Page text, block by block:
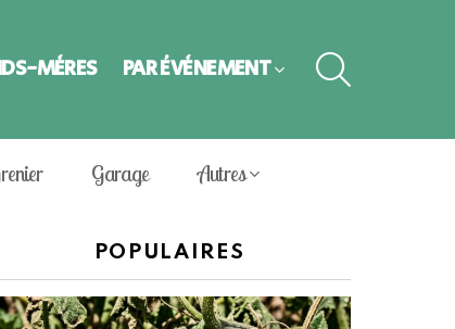
MÈRES PAR ÉVÈNEMENT
Garage Autres
POPULAIRES